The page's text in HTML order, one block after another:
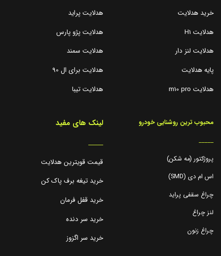
خرید هدلایت
هدلایت H1
هدلایت لنز دار
پایه هدلایت
هدلایت m10 pro
هدلایت پراید
هدلایت پژو پارس
هدلایت سمند
هدلایت برای ال 90
هدلایت تیبا
محبوب ترین روشنایی خودرو
_____
پروژکتور (مه شکن)
اس ام دی (SMD)
چراغ سقفی پراید
لنز چراغ
چراغ زنون
لینک های مفید
_____
قیمت قویترین هدلایت
خرید تیغه برف پاک کن
خرید قفل فرمان
خرید سر دنده
خرید سر اگزوز